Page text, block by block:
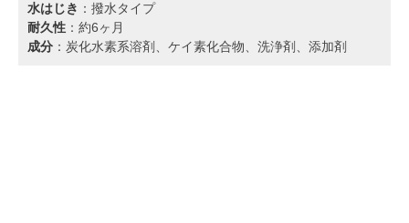
水はじき ：撥水タイプ
耐久性 ：約6ヶ月
成分 ：炭化水素系溶剤、ケイ素化合物、洗浄剤、添加剤